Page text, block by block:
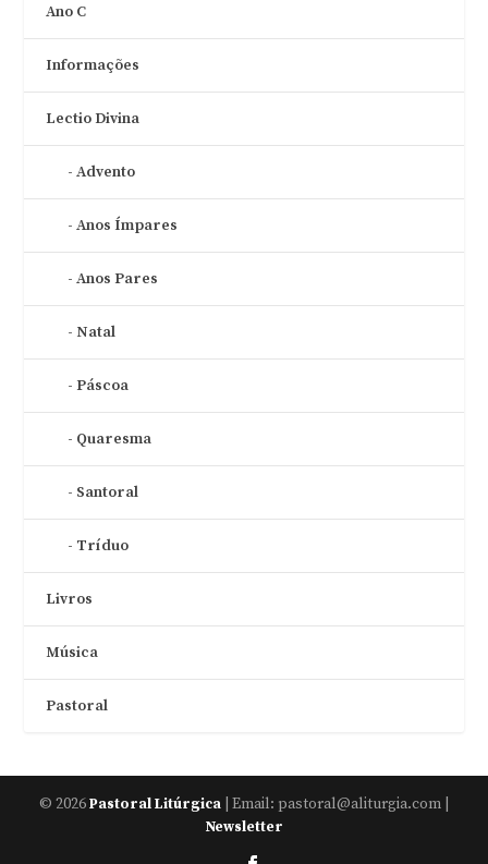
Ano C
Informações
Lectio Divina
Advento
Anos Ímpares
Anos Pares
Natal
Páscoa
Quaresma
Santoral
Tríduo
Livros
Música
Pastoral
© 2026Pastoral Litúrgica | Email: pastoral@aliturgia.com |
Newsletter